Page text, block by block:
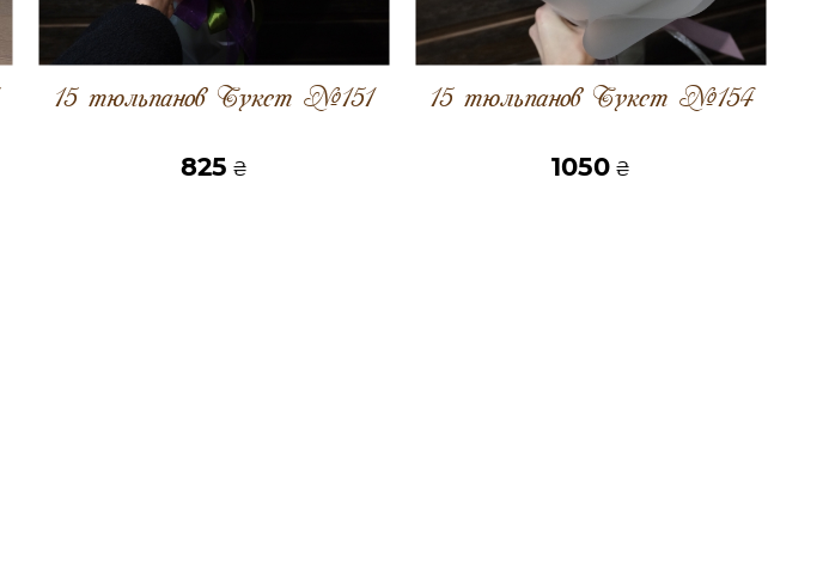
15 тюльпанов Букет №151
825 ₴
15 тюльпанов Букет №154
1050₴